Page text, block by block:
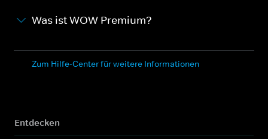
Was ist WOW Premium?
Zum Hilfe-Center für weitere Informationen
Entdecken